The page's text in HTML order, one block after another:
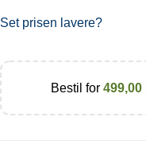
Set prisen lavere?
Bestil for 499,00